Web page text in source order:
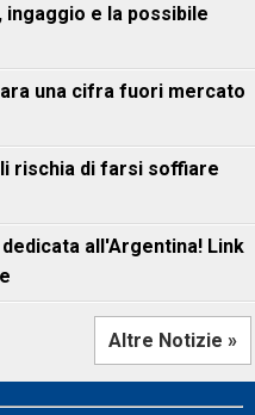
e la possibile
una cifra fuori mercato
rischia di farsi soffiare
all'Argentina! Link
Altre Notizie »